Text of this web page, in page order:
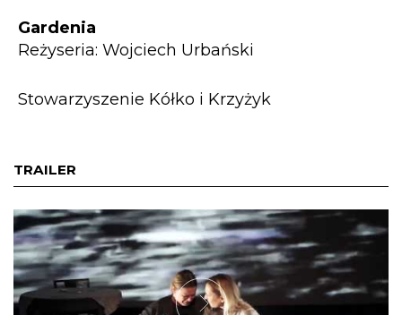
Gardenia
Reżyseria: Wojciech Urbański
Stowarzyszenie Kółko i Krzyżyk
TRAILER